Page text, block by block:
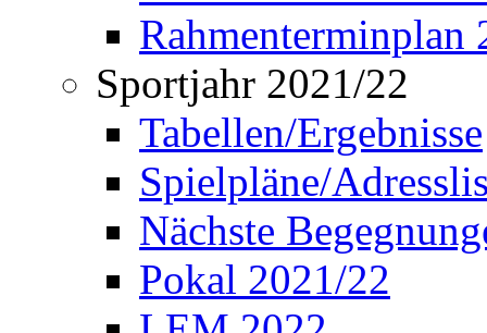
Rahmenterminplan
Sportjahr 2021/22
Tabellen/Ergebnisse
Spielpläne/
Nächste
Pokal 2021/22